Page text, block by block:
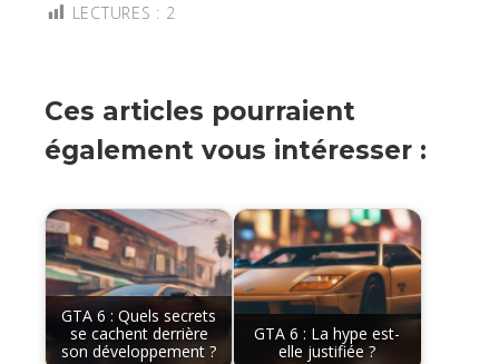
LECTURES : 2
Ces articles pourraient
également vous intéresser :
GTA 6 : Quels secrets
se cachent derrière
son développement ?
GTA 6 : La hype est-
elle justifiée ?